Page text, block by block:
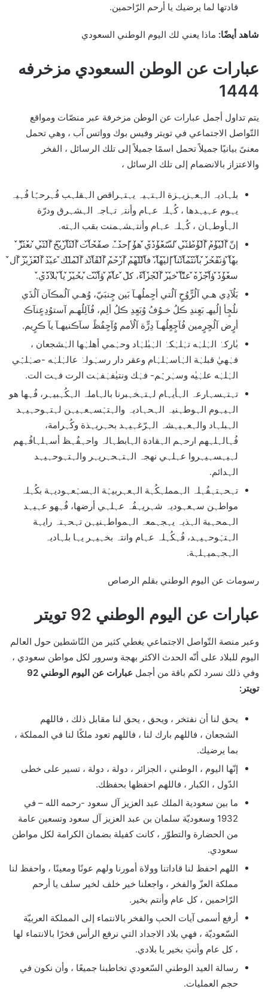
قادتها لما يرضيك يا أرحم الرّاحمين.
شاهد أيضًا: ماذا يعني لك اليوم الوطني السعودي
عبارات عن الوطن السعودي مزخرفه
1444
يتم تداول أجمل عبارات عن الوطن مزخرفة عبر منصّات ومواقع
التّواصل الاجتماعي في تويتر وفيس بوك وواتس آب ، وهي تحمل
معنىً بيانيًا جميلاً تحمل اسمًا جميلاً إلى تلك الرسائل ، الفخر
والاعتزاز بالانضمام إلى تلك الرسائل ،
بلہاديہ الہعہزيہزة الہتہيہ يہتہراقص الہقلہب فُہرحہًا فُہيہ
يہوم عہيہدها ، كُہلہ عہام وأنتہِ تہاجہ الہشہرق ودرّة
الہأوطہان ، كُہلہ عہام وأنتہشہمنت بقب الہته.
إنّ̀́ آ̀́ل̀́ي̀́ۈ̀́م̀́ آ̀́ل̀́ۈ̀́ط̀́ن̀́ي̀́ ل̀́سّ̀́ع̀́ۈ̀́د̀́ي̀́ ه̀́ۈ̀́ إح̀́د̀́ﮯ ص̀́ف̀́ح̀́آ̀́ت̀́ آ̀́ل̀́ت̀́آ̀́ر̀́ي̀́خ̀́ آ̀́ل̀́ت̀́ي̀́ ن̀́ع̀́ت̀́زّ̀́
ب̀́ه̀́آ̀́ ۈ̀́ن̀́ف̀́خ̀́ر̀́ ب̀́آ̀́ن̀́ت̀́م̀́آ̀́ئن̀́آ̀́ إل̀́ي̀́ه̀́آ̀́، ف̀́آ̀́ل̀́ل̀́ه̀́م̀́ آ̀́ر̀́ح̀́م̀́ آ̀́ل̀́ق̀́آ̀́ئد̀́ آ̀́ل̀́م̀́ل̀́ك̀́ ع̀́ب̀́د̀́ آ̀́ل̀́ع̀́ز̀́ي̀́ز̀́ آل̀́
س̀́ع̀́ۈ̀́د̀́ ۈ̀́آ̀́ج̀́ز̀́ه̀́ ع̀́نّ̀́آ̀́ خ̀́ي̀́ر̀́ آ̀́ل̀́ج̀́ز̀́آ̀́ء، ك̀́ل̀́ ع̀́آ̀́م̀́ ۈ̀́آ̀́ن̀́ت̀́ ب̀́خ̀́ي̀́ر̀́ ي̀́آ̀́ ب̀́ل̀́آ̀́د̀́ي̀́.
بَلُآدِي هـي آلُرٍّوُحٍ آلُتي أحٍملُهـآ بَين جٍنبَيّ، وُهـي آلُمڪآن آلُذَي
نلُجٍأ إلُيهـ بَعٍندِ ڪلُ خـوُفُ وُبَعٍدِ ڪلُ ألِم، فُآلِلُهـم آستوُدِعٍنآڪ
أرٍض آلُحٍرٍمين فُآجٍعٍلُهـآ دِرٍّة آلُأمم وُآحٍفُظً سآڪنيهـآ يآ ڪرٍيم.
بٰاركہٰ الہٰلہٰه تہٰلہٰكہٰ الہٰبٰلہٰاد وحہٰمي أهلہٰها الہٰشجعان ،
فہٰهيٰ قبلہٰة الہٰاسہٰلہٰام وعقر دار رسہٰولہٰ عالہٰلہٰه -صہٰلہّٰي
الہٰلہٰه علہٰيٰه وسہٰرہّٰم- فہٰك ونتيٰفہٰفہٰت الرت فہت الت.
تہتہسہارعہ الہأيہام لہتہخہبرنا بالہاملہ الہكُہبيہر، فُہها هو
الہيہوم الہوطہنيہ الہحہاديہ والہتہّسہعہيہن لہتہوحہيہد
الہبلہاد والہعہيہشہ الہرّغہيہد بحہريہذة وكُہرامة،
فُہالہلہهم ارحہم الہقادة الہابطہالہ واحہفُہظ أسہلہافُہهم
لہيہسہيہروا عہلہي نهجہ الہتہحہريہر والہتہوحہيہد
الہدائم.
تہحہتہفُہلہ الہمملہكُہة الہعہربيہّة الہسہّعہوديہة بكُہلہ
مواطہن سہعہوديہ شہريہفُہ عہلہي أرضها، فُہهو عہيہد
الہمحہبة الہذيہ يہجہمعہ الہمواطہنيہن تہحہتہ رايہة
الہتہّوحہيہد، فُہكُہلہ عہام وانتہ بخہيہر يہا بلہاديہ
الہجہميہلہة.
رسومات عن اليوم الوطني بقلم الرصاص
عبارات عن اليوم الوطني 92 تويتر
وعبر منصة التّواصل الاجتماعي يغطي كثير من النّاشطين حول العالم
اليوم للبلاد على أنّه الحدث الاكثر بهجة وسرور لكل مواطن سعودي ،
وفي ذلك نسرد لكم باقة من أجمل
عبارات عن اليوم الوطني 92
تويتر :
يحق لنا أن نفتخر ، ويحق ، يحق لنا مقابل ذلك ، فاللهم
الشجعان ، فاللهم بارك لنا ، فاللهم تعود ملكًا لنا في المملكة ،
بما يرضيك.
إنّها اليوم ، الوطني ، الجزائر ، دولة ، دولة ، تسير على خطى
الدّول ، الكبار ، فاللهم احفظها بحفظك.
ما بين سعودية الملك عبد العزيز آل سعود -رحمه الله – في
1932 وسعوديّة سلمان بن عبد العزيز آل سعود وتسعين عامة
من الحضارة والتطوّر ، كانت كفيلة بضمان الكرامة لكل مواطن
سعودي.
اللهم احفظ لنا قاداتنا وولاة أمورنا ولهم عونًا ومعينًا ، واحفظ لنا
مملكة العزّ والفخر ، واجعلنا خير خلف لخير سلف يا أرحم
الرّاحمين ، كل عام وأنتم بخير.
أرفع أسمى آيات الحب والفخر بالانتماء إلى المملكة العربيّة
السّعوديّة ، فهي بلاد الاجداد التي نرفع الرأس فخرًا بالانتماء لها
، كل عام وأنتِ بخير يا بلادي.
رسالة العيد الوطني السّعودي تخاطبنا جميعًا ، وأن نكون في
حجم العمليات.